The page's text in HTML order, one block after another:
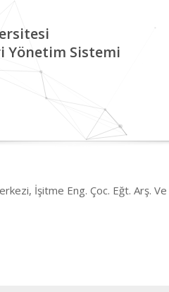
Yönetim Sistemi
İşitme Eng. Çoc. Eğt. Arş.